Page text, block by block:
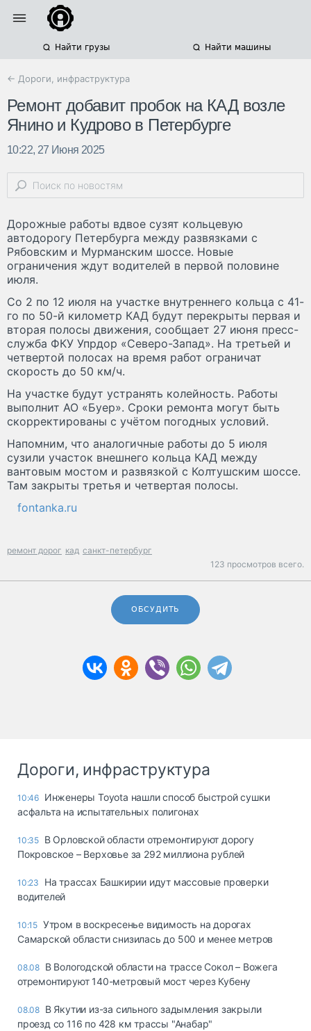
Найти грузы Найти машины
← Дороги, инфраструктура
Ремонт добавит пробок на КАД возле
Янино и Кудрово в Петербурге
10:22, 27 Июня 2025
Дорожные работы вдвое сузят кольцевую
автодорогу Петербурга между развязками с
Рябовским и Мурманским шоссе. Новые
ограничения ждут водителей в первой половине
июля.
Со 2 по 12 июля на участке внутреннего кольца с 41-
го по 50-й километр КАД будут перекрыты первая и
вторая полосы движения, сообщает 27 июня пресс-
служба ФКУ Упрдор «Северо-Запад». На третьей и
четвертой полосах на время работ ограничат
скорость до 50 км/ч.
На участке будут устранять колейность. Работы
выполнит АО «Буер». Сроки ремонта могут быть
скорректированы с учётом погодных условий.
Напомним, что аналогичные работы до 5 июля
сузили участок внешнего кольца КАД между
вантовым мостом и развязкой с Колтушским шоссе.
Там закрыты третья и четвертая полосы.
fontanka.ru
ремонт дорог кад санкт-петербург
123 просмотров всего.
ОБСУДИТЬ
Дороги, инфраструктура
10:46 Инженеры Toyota нашли способ быстрой сушки
асфальта на испытательных полигонах
10:35 В Орловской области отремонтируют дорогу
Покровское – Верховье за 292 миллиона рублей
10:23
На трассах Башкирии идут массовые проверки
водителей
10:15 Утром в воскресенье видимость на дорогах
Самарской области снизилась до 500 и менее метров
08.08 В Вологодской области на трассе Сокол – Вожега
отремонтируют 140-метровый мост через Кубену
08.08 В Якутии из-за сильного задымления закрыли
проезд со 116 по 428 км трассы "Анабар"